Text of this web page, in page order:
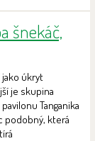
šnekáč,
jako úkryt
je skupina
Tanganika
podobný, která